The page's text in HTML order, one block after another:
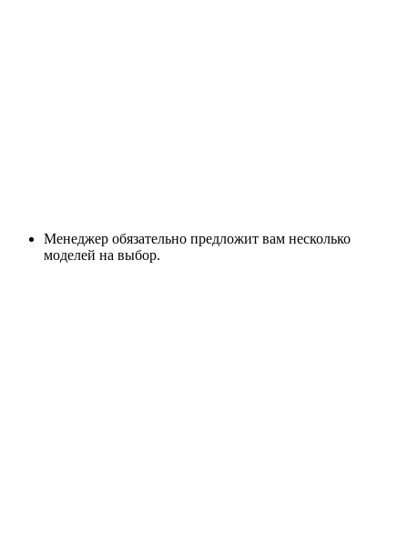
Менеджер обязательно предложит вам несколько
моделей на выбор.